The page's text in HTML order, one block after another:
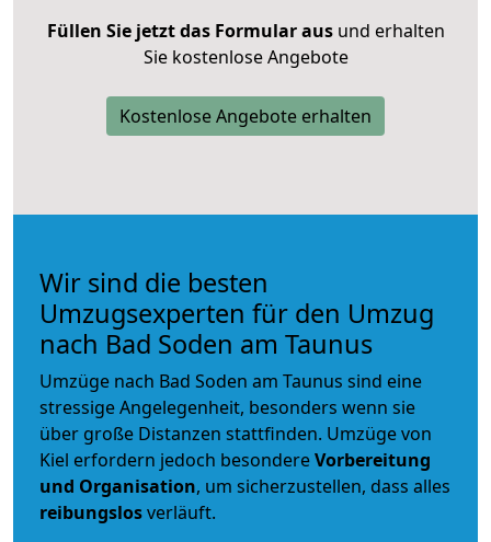
Füllen Sie jetzt das Formular ausund erhalten
Sie kostenlose Angebote
Kostenlose Angebote erhalten
Wir sind die besten
Umzugsexperten für den Umzug
nach Bad Soden am Taunus
Umzüge nach Bad Soden am Taunus sind eine
stressige Angelegenheit, besonders wenn sie
über große Distanzen stattfinden. Umzüge von
Kiel erfordern jedoch besondereVorbereitung
und Organisation, um sicherzustellen, dass alles
reibungslosverläuft.